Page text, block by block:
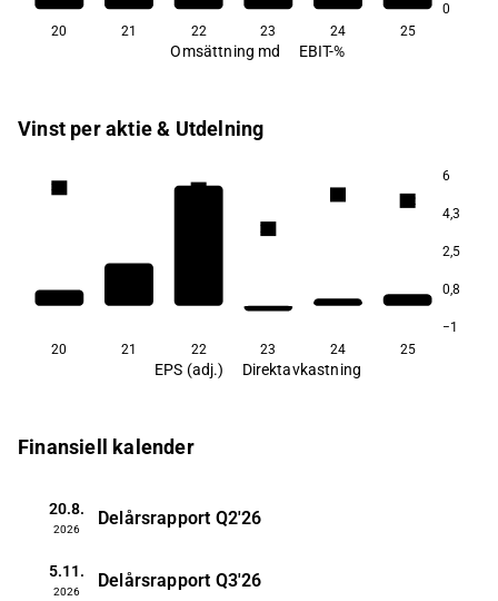
0
20 21 22 23 24 25
Omsättning md EBIT-%
Vinst per aktie & Utdelning
6
4,3
2,5
0,8
−1
3,3 3,3
2,8
3,2
20 21 22 23 24 25
EPS (adj.) Direktavkastning
Finansiell kalender
20.8.
2026
Delårsrapport Q2'26
5.11.
2026
Delårsrapport Q3'26